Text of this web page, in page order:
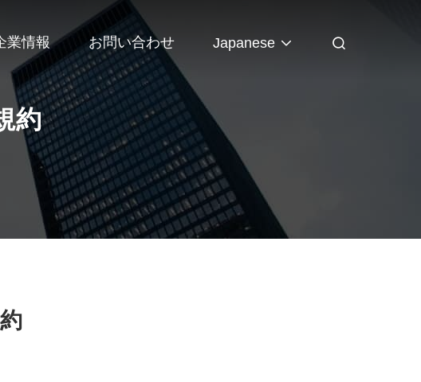
業情報 お問い合わせ Japanese
約